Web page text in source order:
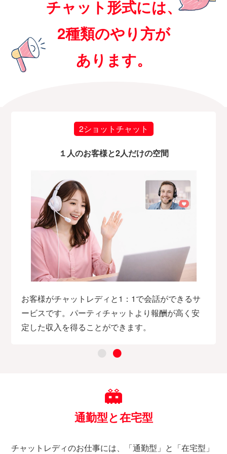
チャット形式には、
2種類のやり方が
あります。
2ショットチャット
１人のお客様と2人だけの空間
お客様がチャットレディと1：1で会話ができるサ
ービスです。パーティチャットより報酬が高く安
定した収入を得ることができます。
通勤型と在宅型
チャットレディのお仕事には、「通勤型」と「在宅型」